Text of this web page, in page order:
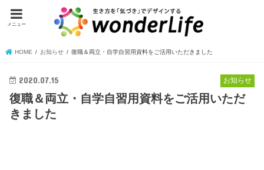
メニュー
HOME お知らせ 復職＆両立・自学自習用資料をご活用いただきました
お知らせ
2020.07.15
復職＆両立・自学自習用資料をご活用いただ
きました